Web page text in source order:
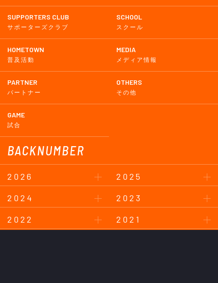
SUPPORTERS CLUB
サポーターズクラブ
SCHOOL
スクール
HOMETOWN
普及活動
MEDIA
メディア情報
PARTNER
パートナー
OTHERS
その他
GAME
試合
BACKNUMBER
2026
2025
2024
2023
2022
2021